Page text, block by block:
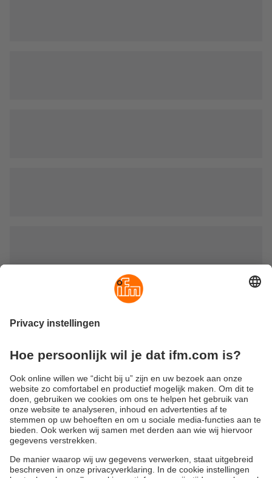
Aansluitkabels met open kabeleinde
Verbindingskabels met open kabeleinden worden meestal
gebruikt in de automatiseringstechnologie om sensoren en
actuatoren met connectoren aan te sluiten op
splitterboxen.